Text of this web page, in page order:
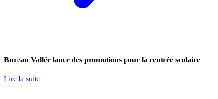
Bureau Vallée lance des promotions pour la rentrée scolaire
Lire la suite